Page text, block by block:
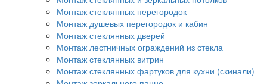
Монтаж стеклянных перегородок
Монтаж душевых перегородок и кабин
Монтаж стеклянных дверей
Монтаж лестничных ограждений из стекла
Монтаж стеклянных витрин
Монтаж стеклянных фартуков для кухни (скинали)